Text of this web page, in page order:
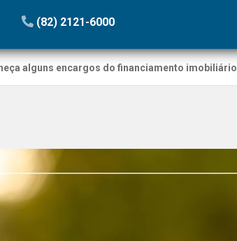
(82) 2121-6000
alguns encargos do financiamento imobiliário